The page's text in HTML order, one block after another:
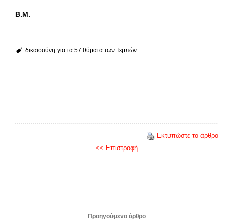
Β.Μ.
δικαιοσύνη για τα 57 θύματα των Τεμπών
Εκτυπώστε το άρθρο
<< Επιστροφή
Προηγούμενο άρθρο